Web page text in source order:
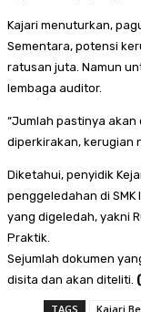
Kajari menuturkan,
Sementara, potensi
ratusan juta. Namun
lembaga auditor.
“Jumlah pastinya
diperkirakan, kerugian
Diketahui, penyidik
penggeledahan di SMK
yang digeledah, yakni
Praktik.
Sejumlah dokumen
disita dan akan diteliti.
TAGS Kajari